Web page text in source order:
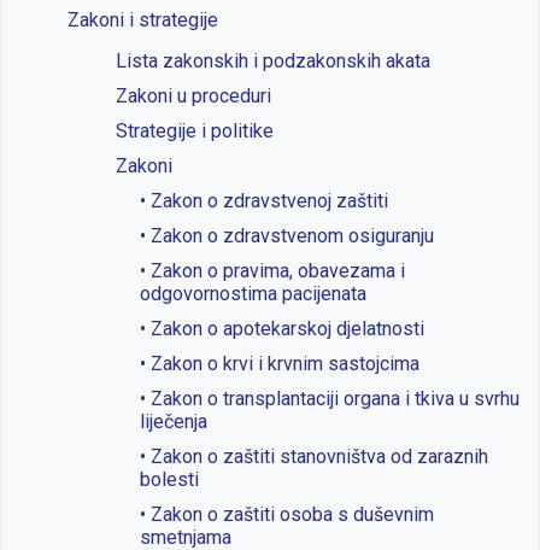
Zakoni i strategije
Lista zakonskih i podzakonskih akata
Zakoni u proceduri
Strategije i politike
Zakoni
• Zakon o zdravstvenoj zaštiti
• Zakon o zdravstvenom osiguranju
• Zakon o pravima, obavezama i
odgovornostima pacijenata
• Zakon o apotekarskoj djelatnosti
• Zakon o krvi i krvnim sastojcima
• Zakon o transplantaciji organa i tkiva u svrhu
liječenja
• Zakon o zaštiti stanovništva od zaraznih
bolesti
• Zakon o zaštiti osoba s duševnim
smetnjama